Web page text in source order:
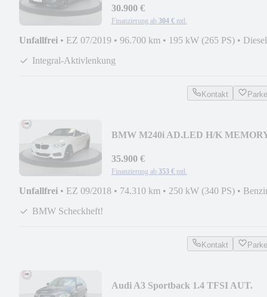
30.900 €
Finanzierung ab 304 € mtl.
Unfallfrei • EZ 07/2019 • 96.700 km • 195 kW (265 PS) • Diesel
Integral-Aktivlenkung
Kontakt
BMW M240i AD.LED H/K
35.900 €
Finanzierung ab 353 € mtl.
Unfallfrei • EZ 09/2018 • 74.310 km • 250 kW (340 PS) •
BMW Scheckheft!
Kontakt
Audi A3 Sportback 1.4 TFSI AUT.